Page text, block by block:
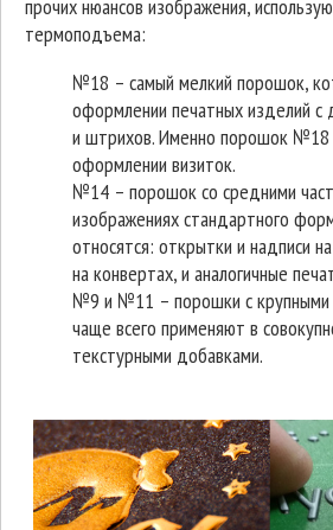
прочих нюансов изображения,
термоподъема:
№18 – самый мелкий порошок,
оформлении печатных изделий с
и штрихов. Именно порошок №18
оформлении визиток.
№14 – порошок со средними
изображениях стандартного
относятся: открытки и надписи
на конвертах, и аналогичные
№9 и №11 – порошки с крупными
чаще всего применяют в
текстурными добавками.